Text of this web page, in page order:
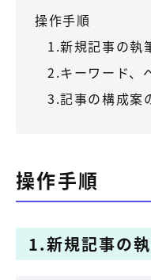
Web広告サービス
集客Web広告パッケージ
Web制作の製品
操作手順
1.新規記事の執
2.キーワード、
3.記事の構成案
操作手順
1.新規記事の